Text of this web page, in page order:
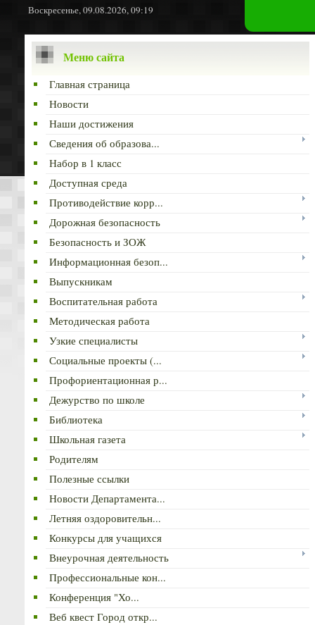
Воскресенье, 09.08.2026, 09:19
Меню сайта
Главная страница
Новости
Наши достижения
Сведения об образова...
Набор в 1 класс
Доступная среда
Противодействие корр...
Дорожная безопасность
Безопасность и ЗОЖ
Информационная безоп...
Выпускникам
Воспитательная работа
Методическая работа
Узкие специалисты
Социальные проекты (...
Профориентационная р...
Дежурство по школе
Библиотека
Школьная газета
Родителям
Полезные ссылки
Новости Департамента...
Летняя оздоровительн...
Конкурсы для учащихся
Внеурочная деятельность
Профессиональные кон...
Конференция "Хо...
Веб квест Город откр...